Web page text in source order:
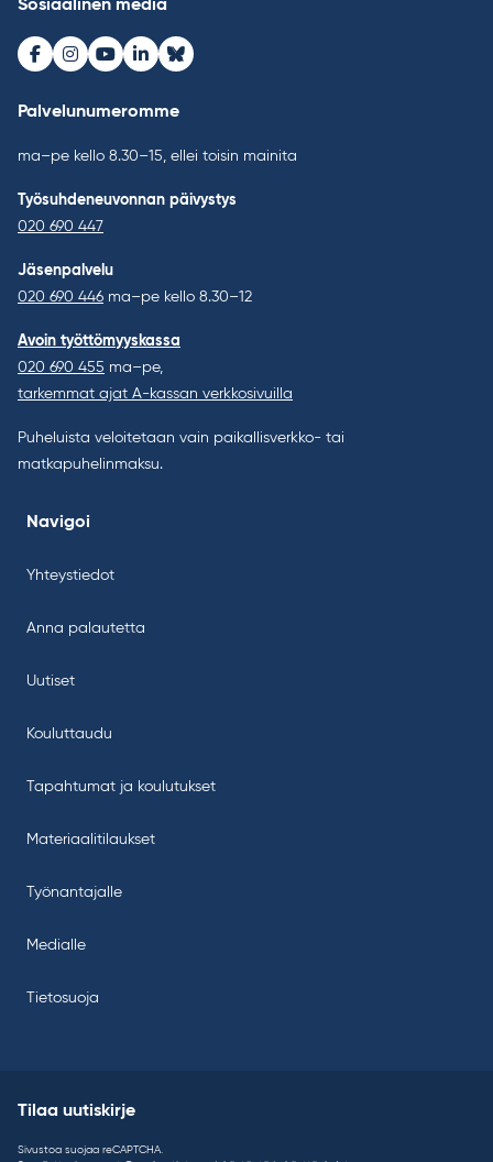
Sosiaalinen media
Facebook
Instagram
Youtube
LinkedInBluesky
Palvelunumeromme
ma–pe kello 8.30–15, ellei toisin mainita
Työsuhdeneuvonnan päivystys
020 690 447
Jäsenpalvelu
020 690 446 ma–pe kello 8.30–12
Avoin työttömyyskassa
020 690 455 ma–pe,
tarkemmat ajat A-kassan verkkosivuilla
Puheluista veloitetaan vain paikallisverkko- tai
matkapuhelinmaksu.
Navigoi
Yhteystiedot
Anna palautetta
Uutiset
Kouluttaudu
Tapahtumat ja koulutukset
Materiaalitilaukset
Työnantajalle
Medialle
Tietosuoja
Tilaa uutiskirje
Sivustoa suojaa reCAPTCHA.